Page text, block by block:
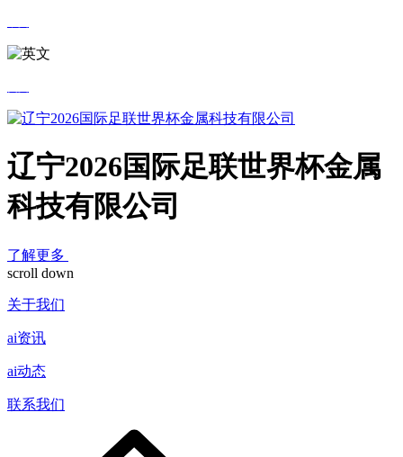
辽宁2026国际足联世界杯金属
科技有限公司
了解更多
scroll down
关于我们
ai资讯
ai动态
联系我们